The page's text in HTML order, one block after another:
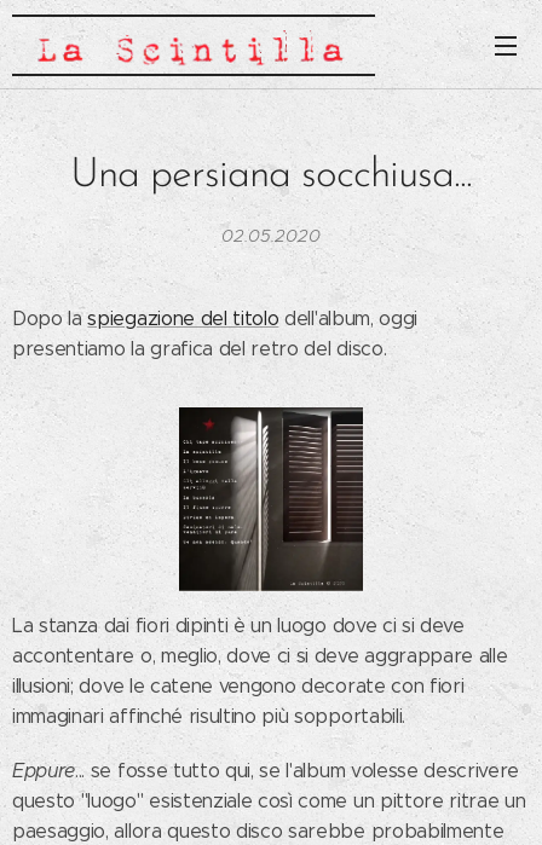
Una persiana socchiusa...
02.05.2020
Dopo laspiegazione del titolo dell'album, oggi
presentiamo la grafica del retro del disco.
La stanza dai fiori dipinti è un luogo dove ci si deve
accontentare o, meglio, dove ci si deve aggrappare alle
illusioni; dove le catene vengono decorate con fiori
immaginari affinché risultino più sopportabili.
Eppure... se fosse tutto qui, se l'album volesse descrivere
questo "luogo" esistenziale così come un pittore ritrae un
paesaggio, allora questo disco sarebbe probabilmente